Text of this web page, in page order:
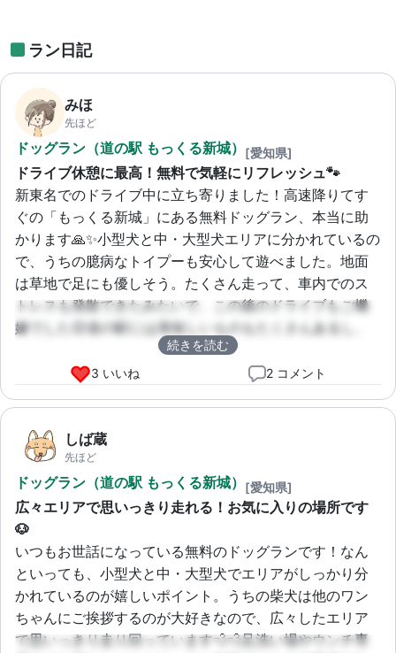
ラン日記
みほ
先ほど
ドッグラン（道の駅 もっくる新城） [愛知県]
ドライブ休憩に最高！無料で気軽にリフレッシュ🐾
新東名でのドライブ中に立ち寄りました！高速降りてす
ぐの「もっくる新城」にある無料ドッグラン、本当に助
かります🙏✨小型犬と中・大型犬エリアに分かれているの
で、うちの臆病なトイプーも安心して遊べました。地面
は草地で足にも優しそう。たくさん走って、車内でのス
トレスも発散できたみたいで、この後のドライブもご機
嫌でした😊道の駅には美味しいものもたくさんあるし、
わんことの旅行には欠かせないスポットになりそうで
続きを読む
3 いいね
2 コメント
しば蔵
先ほど
ドッグラン（道の駅 もっくる新城） [愛知県]
広々エリアで思いっきり走れる！お気に入りの場所です
🐶
いつもお世話になっている無料のドッグランです！なん
といっても、小型犬と中・大型犬でエリアがしっかり分
かれているのが嬉しいポイント。うちの柴犬は他のワン
ちゃんにご挨拶するのが大好きなので、広々したエリア
で思いっきり走り回っています💨💨足洗い場やウンチ専